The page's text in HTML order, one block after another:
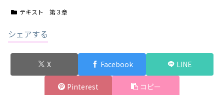
テキスト 第３章
シェアする
X Facebook LINE
Pinterest コピー